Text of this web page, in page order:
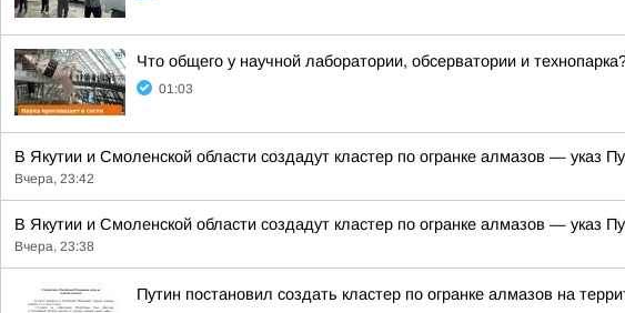
Что общего у научной лаборатории, обсерватории и
01:03
В Якутии и Смоленской области создадут кластер по огранке алмазов — указ
Вчера, 23:42
В Якутии и Смоленской области создадут кластер по огранке алмазов — указ
Вчера, 23:38
Путин постановил создать кластер по огранке алмазов на